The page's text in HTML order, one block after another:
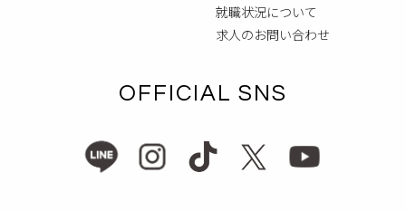
就職状況について
求人のお問い合わせ
OFFICIAL SNS